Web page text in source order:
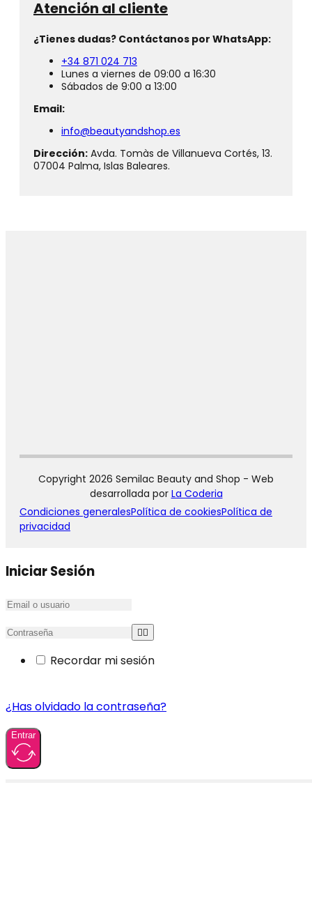
Atención al cliente
¿Tienes dudas? Contáctanos por WhatsApp:
+34 871 024 713
Lunes a viernes de 09:00 a 16:30
Sábados de 9:00 a 13:00
Email:
info@beautyandshop.es
Dirección: Avda. Tomàs de Villanueva Cortés, 13.
07004 Palma, Islas Baleares.
Copyright 2026 Semilac Beauty and Shop - Web
desarrollada por La Coderia
Condiciones generalesPolítica de cookiesPolítica de
privacidad
Iniciar Sesión
Recordar mi sesión
¿Has olvidado la contraseña?
Entrar